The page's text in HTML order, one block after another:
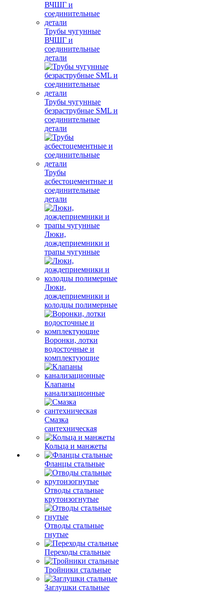
Трубы чугунные
ВЧШГ и
соединительные
детали
Трубы чугунные
безраструбные SML и
соединительные
детали
Трубы
асбестоцементные и
соединительные
детали
Люки,
дождеприемники и
трапы чугунные
Люки,
дождеприемники и
колодцы полимерные
Воронки, лотки
водосточные и
комплектующие
Клапаны
канализационные
Смазка
сантехническая
Кольца и манжеты
Фланцы стальные
Отводы стальные
крутоизогнутые
Отводы стальные
гнутые
Переходы стальные
Тройники стальные
Заглушки стальные